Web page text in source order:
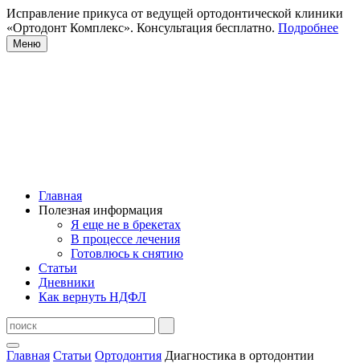
Исправление прикуса от ведущей ортодонтической клиники
«Ортодонт Комплекс». Консультация бесплатно. Подробнее
Меню
Главная
Полезная информация
Я еще не в брекетах
В процессе лечения
Готовлюсь к снятию
Статьи
Дневники
Как вернуть НДФЛ
Главная Статьи Ортодонтия Диагностика в ортодонтии